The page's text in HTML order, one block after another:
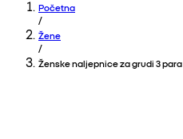
Početna
/
Žene
/
Ženske naljepnice za grudi 3 para